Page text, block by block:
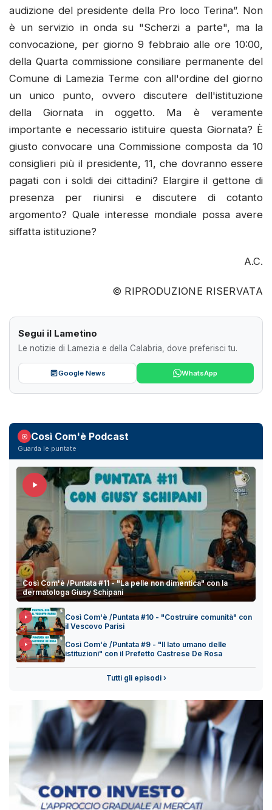
audizione del presidente della Pro loco Terina”. Non
è un servizio in onda su "Scherzi a parte", ma la
convocazione, per giorno 9 febbraio alle ore 10:00,
della Quarta commissione consiliare permanente del
Comune di Lamezia Terme con all'ordine del giorno
un unico punto, ovvero discutere dell'istituzione
della Giornata in oggetto. Ma è veramente
importante e necessario istituire questa Giornata? È
giusto convocare una Commissione composta da 10
consiglieri più il presidente, 11, che dovranno essere
pagati con i soldi dei cittadini? Elargire il gettone di
presenza per riunirsi e discutere di cotanto
argomento? Quale interesse mondiale possa avere
siffatta istituzione?
A.C.
© RIPRODUZIONE RISERVATA
Segui il Lametino
Le notizie di Lamezia e della Calabria, dove preferisci tu.
Google News WhatsApp
Così Com'è Podcast
Guarda le puntate
Così Com'è /Puntata #11 - "La pelle non dimentica" con la
dermatologa Giusy Schipani
Così Com'è /Puntata #10 - "Costruire comunità" con
il Vescovo Parisi
Così Com'è /Puntata #9 - "Il lato umano delle
istituzioni" con il Prefetto Castrese De Rosa
Tutti gli episodi ›